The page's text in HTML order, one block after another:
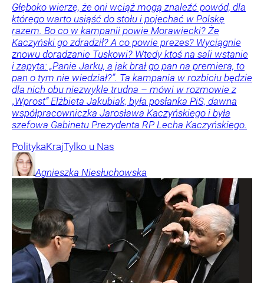
Głęboko wierzę, że oni wciąż mogą znaleźć powód, dla
którego warto usiąść do stołu i pojechać w Polskę
razem. Bo co w kampanii powie Morawiecki? Że
Kaczyński go zdradził? A co powie prezes? Wyciągnie
znowu doradzanie Tuskowi? Wtedy ktoś na sali wstanie
i zapyta: „Panie Jarku, a jak brał go pan na premiera, to
pan o tym nie wiedział?”. Ta kampania w rozbiciu będzie
dla nich obu niezwykle trudna – mówi w rozmowie z
„Wprost” Elżbieta Jakubiak, była posłanka PiS, dawna
współpracowniczka Jarosława Kaczyńskiego i była
szefowa Gabinetu Prezydenta RP Lecha Kaczyńskiego.
PolitykaKrajTylko u Nas
Agnieszka Niesłuchowska